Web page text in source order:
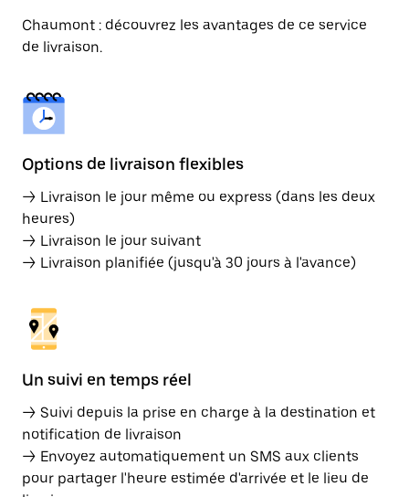
Chaumont : découvrez les avantages de ce service
de livraison.
Options de livraison flexibles
→ Livraison le jour même ou express (dans les deux
heures)
→ Livraison le jour suivant
→ Livraison planifiée (jusqu'à 30 jours à l'avance)
Un suivi en temps réel
→ Suivi depuis la prise en charge à la destination et
notification de livraison
→ Envoyez automatiquement un SMS aux clients
pour partager l'heure estimée d'arrivée et le lieu de